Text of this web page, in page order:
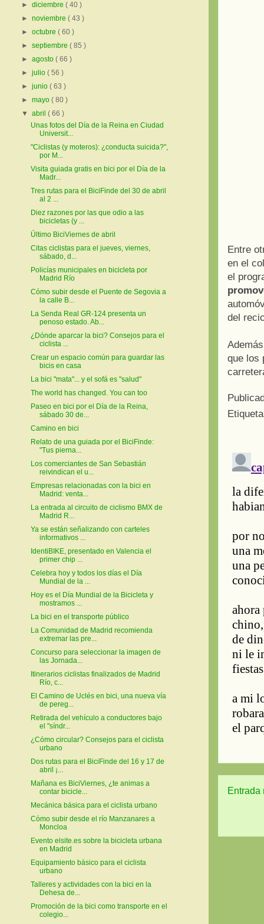
Entre
en el
el
del
que los
Entrada
►diciembre( 40 )
►noviembre( 43 )
►octubre( 60 )
►septiembre( 85 )
►agosto( 66 )
►julio( 56 )
►junio( 63 )
►mayo( 80 )
▼abril( 66 )
Unas fotos del Día de la Reina en Ciudad
Universit...
"Ciclistas (y moteros): ¿conducta suicida?",
por M...
Visita guiada gratis en bici por el Día de la
Madr...
Tres rutas para el BiciFinde del 30 de abril
al 2 ...
Diez razones por las que odio a las
bicicletas (y ...
Último BiciViernes de abril
Citas ciclistas para el jueves, viernes,
sábado, d...
Policías municipales en bicicleta por
Madrid Río
Cómo subir desde el Puente de Segovia a
la calle B...
La Senda Real GR-124 presenta un
penoso estado. Ab...
¿Dónde aparcar la bici? Consejos para el
ciclista ...
Crear un espacio común para guardar las
bicis en casa
La bici "mata"... y el sofá es "salud"
The world has changed. You can too
Paseo en bici por el Día de la Reina,
sábado 30 de...
Camino en bici
Relato de una guiada por el BiciFinde:
"Tus pierna...
Los comerciantes de San Sebastián
reivindican el u...
Empresas relacionadas con la bici en
Madrid: venta...
La entrada al circuito de ciclismo BMX de
Madrid R...
Ya se están señalizando con carteles
informativos ...
IdentiBIKE, presentado en Valencia el
primer chip ...
Celebra hoy y todos los días el Día
Mundial de la ...
Hoy es el Día Mundial de la Bicicleta y
mostramos ...
La bici en el transporte público
La Comunidad de Madrid recomienda
extremar las pre...
Concurso para seleccionar la imagen de
las Jornada...
Itinerarios ciclistas finalizados de Madrid
Río, c...
El Camino de Uclés en bici, una nueva vía
de pereg...
Retirada del vehículo a conductores bajo
el "síndr...
¿Cómo circular? Consejos para el ciclista
urbano
Dos rutas para el BiciFinde del 16 y 17 de
abril ¡...
Mañana es BiciViernes, ¿te animas a
contar bicicle...
Mecánica básica para el ciclista urbano
Cómo subir desde el río Manzanares a
Moncloa
Evento elsite.es sobre la bicicleta urbana
en Madrid
Equipamiento básico para el ciclista
urbano
Talleres y actividades con la bici en la
Dehesa de...
Promoción de la bici como transporte en el
colegio...